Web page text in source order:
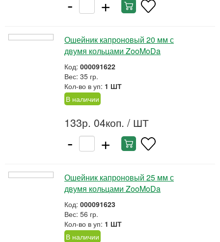
Ошейник капроновый 20 мм с
двумя кольцами ZooMoDa
Код: 000091622
Вес: 35 гр.
Кол-во в уп: 1 ШТ
В наличии
133р. 04коп. / ШТ
- +
Ошейник капроновый 25 мм с
двумя кольцами ZooMoDa
Код: 000091623
Вес: 56 гр.
Кол-во в уп: 1 ШТ
В наличии